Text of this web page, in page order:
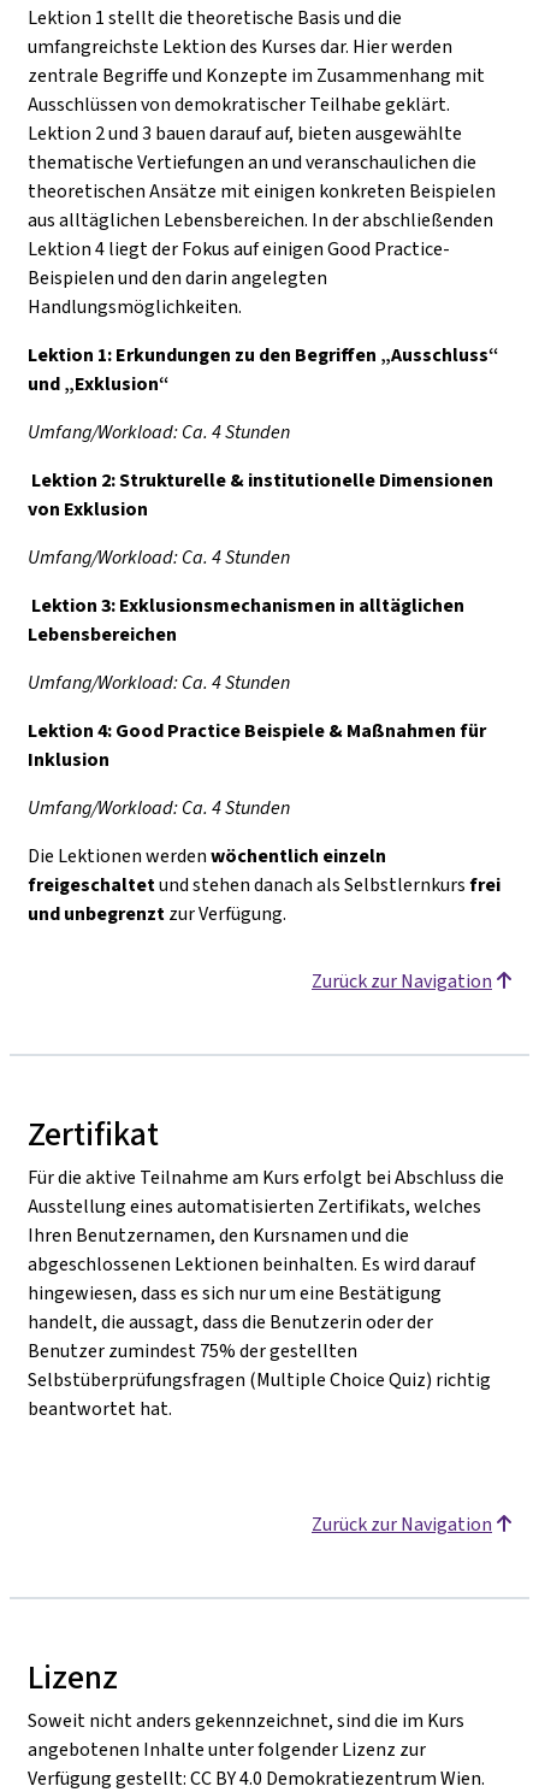
Lektion 1 stellt die theoretische Basis und die
umfangreichste Lektion des Kurses dar. Hier werden
zentrale Begriffe und Konzepte im Zusammenhang mit
Ausschlüssen von demokratischer Teilhabe geklärt.
Lektion 2 und 3 bauen darauf auf, bieten ausgewählte
thematische Vertiefungen an und veranschaulichen die
theoretischen Ansätze mit einigen konkreten Beispielen
aus alltäglichen Lebensbereichen. In der abschließenden
Lektion 4 liegt der Fokus auf einigen Good Practice-
Beispielen und den darin angelegten
Handlungsmöglichkeiten.
Lektion 1: Erkundungen zu den Begriffen „Ausschluss“
und „Exklusion“
Umfang/Workload: Ca. 4 Stunden
Lektion 2: Strukturelle & institutionelle Dimensionen
von Exklusion
Umfang/Workload: Ca. 4 Stunden
Lektion 3: Exklusionsmechanismen in alltäglichen
Lebensbereichen
Umfang/Workload: Ca. 4 Stunden
Lektion 4: Good Practice Beispiele & Maßnahmen für
Inklusion
Umfang/Workload: Ca. 4 Stunden
Die Lektionen werdenwöchentlich einzeln
freigeschaltetund stehen danach als Selbstlernkursfrei
und unbegrenztzur Verfügung.
Zurück zur Navigation
Zertifikat
Für die aktive Teilnahme am Kurs erfolgt bei Abschluss die
Ausstellung eines automatisierten Zertifikats, welches
Ihren Benutzernamen, den Kursnamen und die
abgeschlossenen Lektionen beinhalten. Es wird darauf
hingewiesen, dass es sich nur um eine Bestätigung
handelt, die aussagt, dass die Benutzerin oder der
Benutzer zumindest 75% der gestellten
Selbstüberprüfungsfragen (Multiple Choice Quiz) richtig
beantwortet hat.
Zurück zur Navigation
Lizenz
Soweit nicht anders gekennzeichnet, sind die im Kurs
angebotenen Inhalte unter folgender Lizenz zur
Verfügung gestellt: CC BY 4.0 Demokratiezentrum Wien.